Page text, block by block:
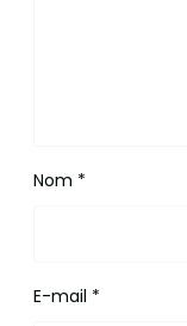
Nom *
E-mail *